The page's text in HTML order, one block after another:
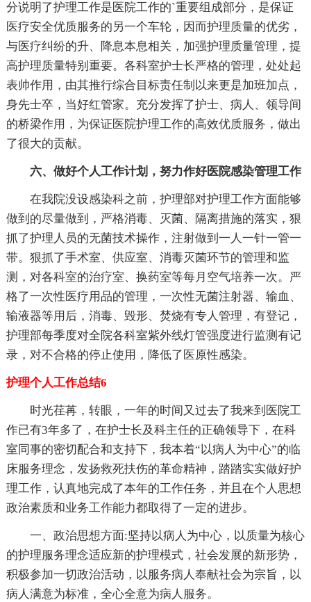
分说明了护理工作是医院工作的`重要组成部分，是保证
医疗安全优质服务的另一个车轮，因而护理质量的优劣，
与医疗纠纷的升、降息本息相关，加强护理质量管理，提
高护理质量特别重要。各科室护士长严格的管理，处处起
表帅作用，由其推行综合目标责任制以来更是加班加点，
身先士卒，当好红管家。充分发挥了护士、病人、领导间
的桥梁作用，为保证医院护理工作的高效优质服务，做出
了很大的贡献。
六、做好个人工作计划，努力作好医院感染管理工作
在我院没设感染科之前，护理部对护理工作方面能够
做到的尽量做到，严格消毒、灭菌、隔离措施的落实，狠
抓了护理人员的无菌技术操作，注射做到一人一针一管一
带。狠抓了手术室、供应室、消毒灭菌环节的管理和监
测，对各科室的治疗室、换药室等每月空气培养一次。严
格了一次性医疗用品的管理，一次性无菌注射器、输血、
输液器等用后，消毒、毁形、焚烧有专人管理，有登记，
护理部每季度对全院各科室紫外线灯管强度进行监测有记
录，对不合格的停止使用，降低了医原性感染。
护理个人工作总结6
时光荏苒，转眼，一年的时间又过去了我来到医院工
作已有3年多了，在护士长及科主任的正确领导下，在科
室同事的密切配合和支持下，我本着“以病人为中心”的临
床服务理念，发扬救死扶伤的革命精神，踏踏实实做好护
理工作，认真地完成了本年的工作任务，并且在个人思想
政治素质和业务工作能力都取得了一定的进步。
一、政治思想方面:坚持以病人为中心，以质量为核心
的护理服务理念适应新的护理模式，社会发展的新形势，
积极参加一切政治活动，以服务病人奉献社会为宗旨，以
病人满意为标准，全心全意为病人服务。